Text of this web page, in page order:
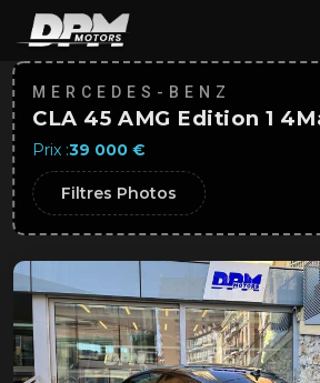
MERCEDES-BENZ
CLA 45 AMG Edition 1
Prix :39 000 €
Filtres Photos